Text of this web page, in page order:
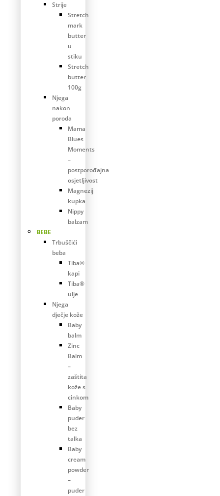
Strije
Stretch
mark
butter
u
stiku
Stretch
butter
100g
Njega
nakon
poroda
Mama
Blues
Moments
–
postporođajna
osjetljivost
Magnezij
kupka
Nippy
balzam
BEBE
Trbuščići
beba
Tiba®
kapi
Tiba®
ulje
Njega
dječje kože
Baby
balm
Zinc
Balm
–
zaštita
kože s
cinkom
Baby
puder
bez
talka
Baby
cream
powder
–
puder